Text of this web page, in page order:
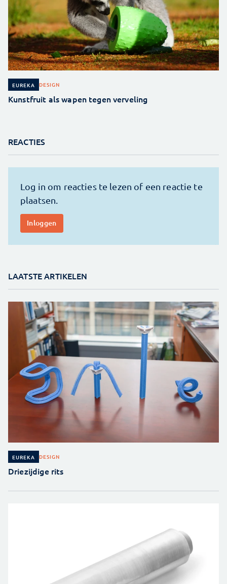
EUREKA DESIGN
Kunstfruit als wapen tegen verveling
REACTIES
LAATSTE ARTIKELEN
EUREKA DESIGN
Driezijdige rits